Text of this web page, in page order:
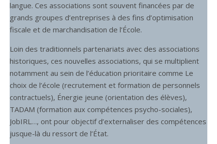
langue. Ces associations sont souvent financées par de
grands groupes d’entreprises à des fins d’optimisation
fiscale et de marchandisation de l’École.
Loin des traditionnels partenariats avec des associations
historiques, ces nouvelles associations, qui se multiplient
notamment au sein de l’éducation prioritaire comme Le
choix de l’école (recrutement et formation de personnels
contractuels), Énergie jeune (orientation des élèves),
TADAM (formation aux compétences psycho-sociales),
JobIRL…, ont pour objectif d’externaliser des compétences
jusque-là du ressort de l’État.